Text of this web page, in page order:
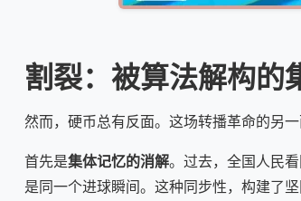
割裂：被算法解构的
然而，硬币总有反面。这场转播革命的另
首先是集体记忆的消解。过去，全国人民
是同一个进球瞬间。这种同步性，构建了